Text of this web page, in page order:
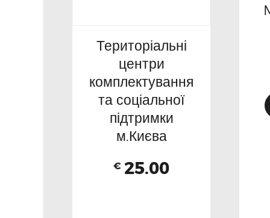
Територіальні
центри
комплектування
та соціальної
підтримки
м.Києва
€ 25.00